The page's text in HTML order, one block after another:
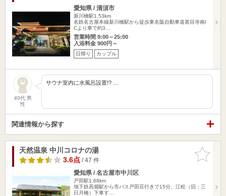
愛知県 / 清須市
新川橋駅1.53km
名鉄名古屋本線新川橋駅から徒歩東名阪自動車道甚目寺南I
Cより車で約3…
営業時間 9:00～25:00
入浴料金 900円～
日帰り カップル
40代 男
性
サウナ室内に水風呂設置!? …
関連情報から探す
お気に入
りに追加
天然温泉 中川コロナの湯
3.6点/ 47 件
愛知県 / 名古屋市中川区
戸田駅1.68km
地下鉄高畑駅から市バス戸田荘行きで15分、江松（旧：三
日月橋）下車す…